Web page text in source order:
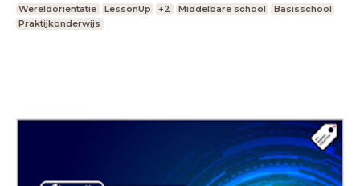
Wereldoriëntatie LessonUp +2 Middelbare school
Basisschool
Praktijkonderwijs